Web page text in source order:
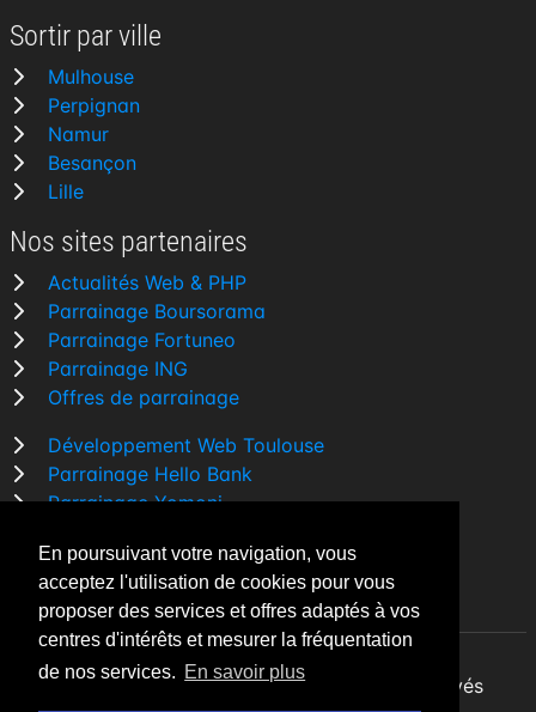
En poursuivant votre navigation, vous
acceptez l'utilisation de cookies pour vous
proposer des services et offres adaptés à vos
centres d'intérêts et mesurer la fréquentation
de nos services. En savoir plus
Sortir par ville
Mulhouse
Perpignan
Namur
Besançon
Lille
Nos sites partenaires
Actualités Web & PHP
Parrainage Boursorama
Parrainage Fortuneo
Parrainage ING
Offres de parrainage
Développement Web Toulouse
Parrainage Hello Bank
Parrainage Yomoni
Comparatif banque
By Night v5.7.3| © 2026 - Tous droits réservés